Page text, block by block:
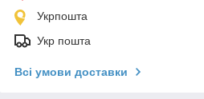
Укрпошта
Укр пошта
Всі умови доставки